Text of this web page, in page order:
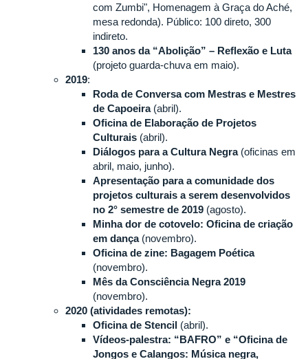
com Zumbi", Homenagem à Graça do Aché,
mesa redonda). Público: 100 direto, 300
indireto.
130 anos da “Abolição” – Reflexão e Luta
(projeto guarda-chuva em maio).
2019:
Roda de Conversa com Mestras e Mestres
de Capoeira(abril).
Oficina de Elaboração de Projetos
Culturais (abril).
Diálogos para a Cultura Negra(oficinas em
abril, maio, junho).
Apresentação para a comunidade dos
projetos culturais a serem desenvolvidos
no 2° semestre de 2019 (agosto).
Minha dor de cotovelo: Oficina de criação
em dança(novembro).
Oficina de zine: Bagagem Poética
(novembro).
Mês da Consciência Negra 2019
(novembro).
2020 (atividades remotas):
Oficina de Stencil (abril).
Vídeos-palestra: “BAFRO” e “Oficina de
Jongos e Calangos: Música negra,